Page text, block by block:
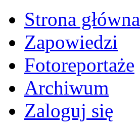
Strona główna
Zapowiedzi
Fotoreportaże
Archiwum
Zaloguj się